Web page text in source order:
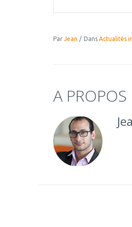
Par Jean / Dans Actualités
A